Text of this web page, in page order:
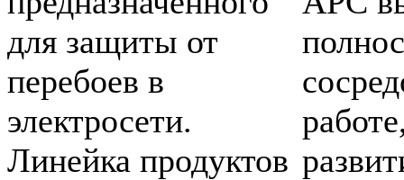
для защиты от
перебоев в
электросети.
Линейка продуктов